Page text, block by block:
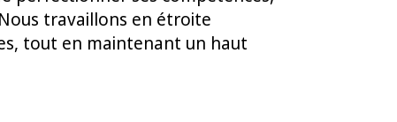
travaillons en étroite
tout en maintenant un haut